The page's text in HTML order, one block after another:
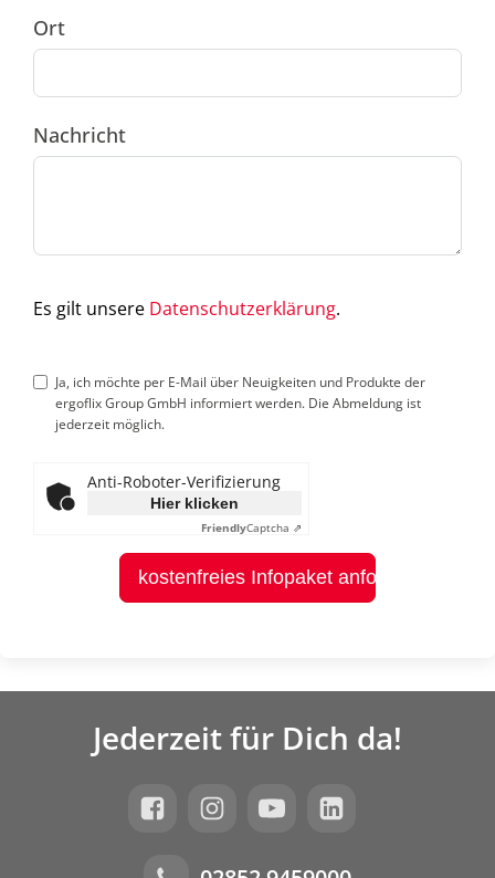
Ort
Nachricht
Es gilt unsere Datenschutzerklärung.
Ja, ich möchte per E-Mail über Neuigkeiten und Produkte der
ergoflix Group GmbH informiert werden. Die Abmeldung ist
jederzeit möglich.
Anti-Roboter-Verifizierung
Hier klicken
FriendlyCaptcha ⇗
kostenfreies Infopaket anfordern
Jederzeit für Dich da!